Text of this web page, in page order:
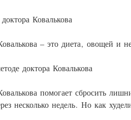
Ковалькова
– это диета, овощей и
доктора Ковалькова
помогает сбросить
несколько недель. Но как